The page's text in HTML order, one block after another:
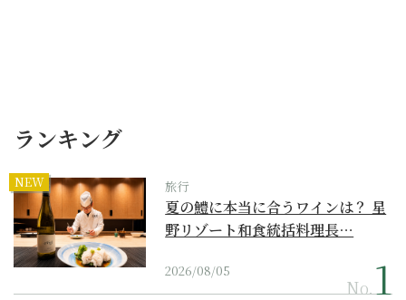
ランキング
NEW 旅行
夏の鱧に本当に合うワインは？ 星
野リゾート和食統括料理長…
2026/08/05
No.